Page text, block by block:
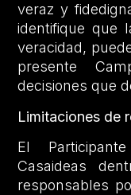
veraz y
identifique que
veracidad,
presente
decisiones que
Limitaciones de
El
Casaideas
responsables